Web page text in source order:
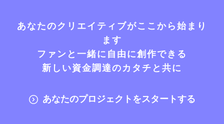
あなたのクリエイティブがここから始まり
ます
ファンと一緒に自由に創作できる
新しい資金調達のカタチと共に
あなたのプロジェクトをスタートする